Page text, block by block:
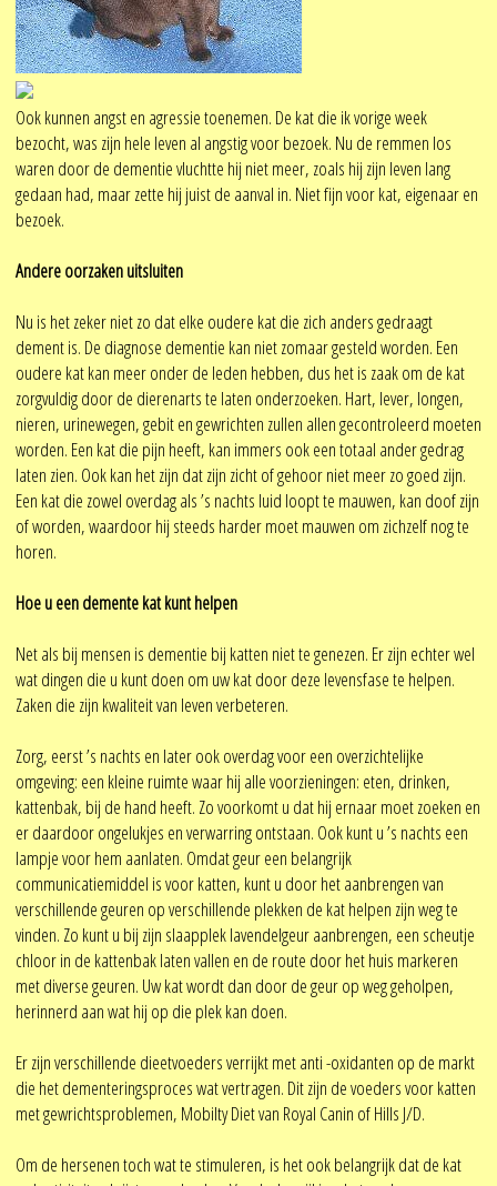
Ook kunnen angst en agressie toenemen. De kat die ik vorige week
bezocht, was zijn hele leven al angstig voor bezoek. Nu de remmen los
waren door de dementie vluchtte hij niet meer, zoals hij zijn leven lang
gedaan had, maar zette hij juist de aanval in. Niet fijn voor kat, eigenaar en
bezoek.
Andere oorzaken uitsluiten
Nu is het zeker niet zo dat elke oudere kat die zich anders gedraagt
dement is. De diagnose dementie kan niet zomaar gesteld worden. Een
oudere kat kan meer onder de leden hebben, dus het is zaak om de kat
zorgvuldig door de dierenarts te laten onderzoeken. Hart, lever, longen,
nieren, urinewegen, gebit en gewrichten zullen allen gecontroleerd moeten
worden. Een kat die pijn heeft, kan immers ook een totaal ander gedrag
laten zien. Ook kan het zijn dat zijn zicht of gehoor niet meer zo goed zijn.
Een kat die zowel overdag als ’s nachts luid loopt te mauwen, kan doof zijn
of worden, waardoor hij steeds harder moet mauwen om zichzelf nog te
horen.
Hoe u een demente kat kunt helpen
Net als bij mensen is dementie bij katten niet te genezen. Er zijn echter wel
wat dingen die u kunt doen om uw kat door deze levensfase te helpen.
Zaken die zijn kwaliteit van leven verbeteren.
Zorg, eerst ’s nachts en later ook overdag voor een overzichtelijke
omgeving: een kleine ruimte waar hij alle voorzieningen: eten, drinken,
kattenbak, bij de hand heeft. Zo voorkomt u dat hij ernaar moet zoeken en
er daardoor ongelukjes en verwarring ontstaan. Ook kunt u ’s nachts een
lampje voor hem aanlaten. Omdat geur een belangrijk
communicatiemiddel is voor katten, kunt u door het aanbrengen van
verschillende geuren op verschillende plekken de kat helpen zijn weg te
vinden. Zo kunt u bij zijn slaapplek lavendelgeur aanbrengen, een scheutje
chloor in de kattenbak laten vallen en de route door het huis markeren
met diverse geuren. Uw kat wordt dan door de geur op weg geholpen,
herinnerd aan wat hij op die plek kan doen.
Er zijn verschillende dieetvoeders verrijkt met anti -oxidanten op de markt
die het dementeringsproces wat vertragen. Dit zijn de voeders voor katten
met gewrichtsproblemen, Mobilty Diet van Royal Canin of Hills J/D.
Om de hersenen toch wat te stimuleren, is het ook belangrijk dat de kat